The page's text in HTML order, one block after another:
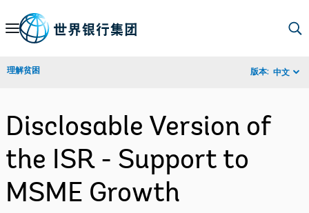
Skip
Navigation
理解贫困 版本: 中文
Disclosable Version of
the ISR - Support to
MSME Growth